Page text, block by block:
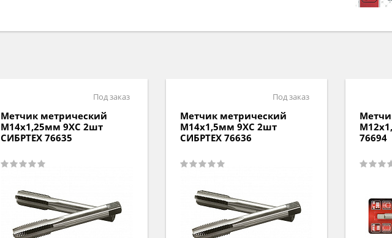
Под заказ
Метчик метрический
М14х1,25мм 9ХС 2шт
СИБРТЕХ 76635
Под заказ
Метчик метрический
М14х1,5мм 9ХС 2шт
СИБРТЕХ 76636
76694